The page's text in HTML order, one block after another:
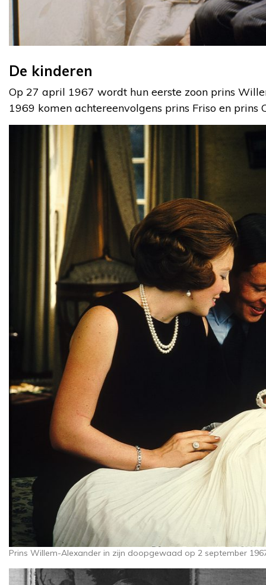
De kinderen
Op 27 april 1967 wordt hun eerste zoon prins
1969 komen achtereenvolgens prins Friso en prins
Prins Willem-Alexander in zijn doopgewaad op 2 september